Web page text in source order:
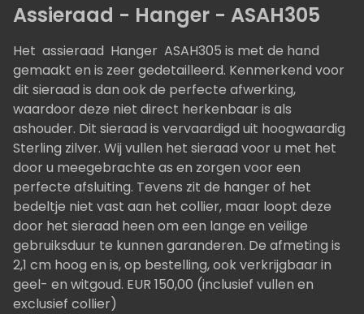
Assieraad - Hanger - ASAH305
Het assieraad Hanger ASAH305 is met de hand
gemaakt en is zeer gedetailleerd. Kenmerkend voor
dit sieraad is dan ook de perfecte afwerking,
waardoor deze niet direct herkenbaar is als
ashouder. Dit sieraad is vervaardigd uit hoogwaardig
Sterling zilver. Wij vullen het sieraad voor u met het
door u meegebrachte as en zorgen voor een
perfecte afsluiting. Tevens zit de hanger of het
bedeltje niet vast aan het collier, maar loopt deze
door het sieraad heen om een lange en veilige
gebruiksduur te kunnen garanderen. De afmeting is
2,1 cm hoog en is, op bestelling, ook verkrijgbaar in
geel- en witgoud. EUR 150,00 (inclusief vullen en
exclusief collier)